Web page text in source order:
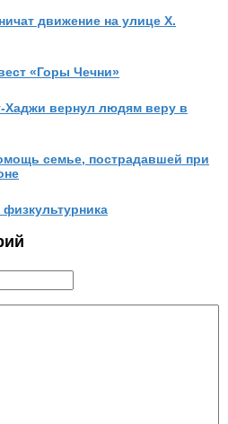
движение на улице Х.
«Горы Чечни»
Хаджи вернул людям веру в
семье, пострадавшей при